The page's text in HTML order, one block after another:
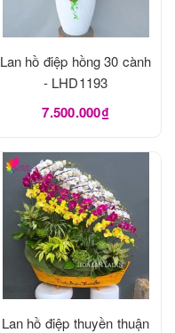
Lan hồ điệp hồng 30 cành
- LHD1193
7.500.000₫
Lan hồ điệp thuyền thuận